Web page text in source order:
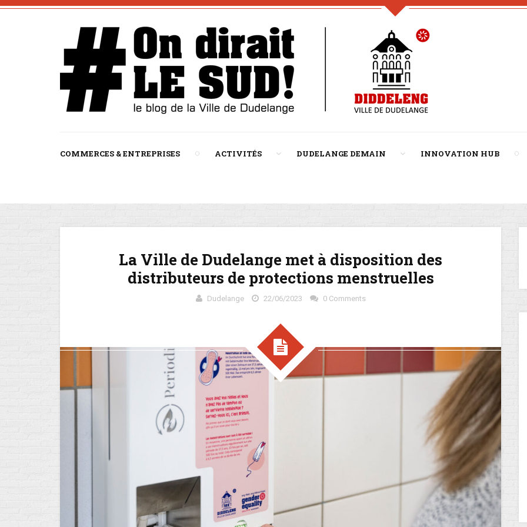
COMMERCES & ENTREPRISES ACTIVITÉS DUDELANGE DEMAIN INNOVATION HUB
La Ville de Dudelange met à disposition des
distributeurs de protections menstruelles
Dudelange 22/06/2023 0 Comments